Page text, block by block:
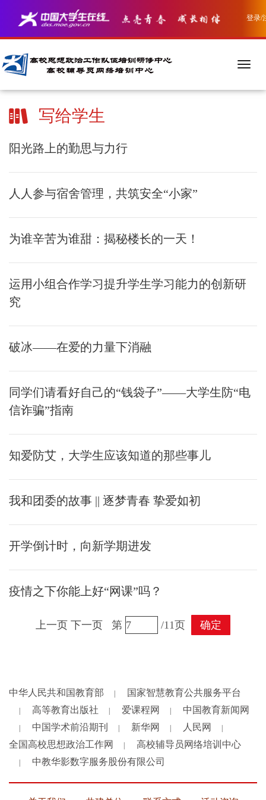
登录/
写给学生
阳光路上的勤思与力行
人人参与宿舍管理，共筑安全“小家”
为谁辛苦为谁甜：揭秘楼长的一天！
运用小组合作学习提升学生学习能力的创新研
究
破冰——在爱的力量下消融
同学们请看好自己的“钱袋子”——大学生防“电
信诈骗”指南
知爱防艾，大学生应该知道的那些事儿
我和团委的故事 || 逐梦青春 挚爱如初
开学倒计时，向新学期进发
疫情之下你能上好“网课”吗？
上一页 下一页 第 /11页 确定
中华人民共和国教育部 国家智慧教育公共服务平台
高等教育出版社 爱课程网 中国教育新闻网
中国学术前沿期刊 新华网 人民网
全国高校思想政治工作网 高校辅导员网络培训中心
中教华影数字服务股份有限公司